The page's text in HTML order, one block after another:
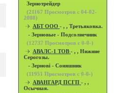
Зернотрейдер
(21167 Просмотров с 04-02-
2008)
АБТ ООО - , , Третьяковка.
- Зерновые - Подсолнечник
(12737 Просмотров с 0-0-)
АВАЛС-1 ТОВ - , , Нижние
Серогозы.
- Зернові - Соняшник
(11951 Просмотров с 0-0-)
АВАНГАРД ПСГП - , ,
Осычная.